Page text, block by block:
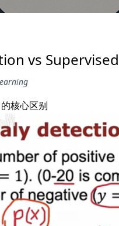
vs
核心区别